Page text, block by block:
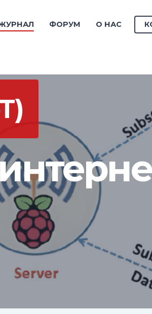
ФОРУМ О НАС